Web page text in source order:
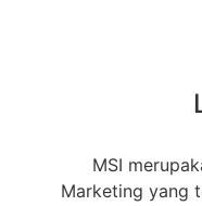
MSI
Marketing yang